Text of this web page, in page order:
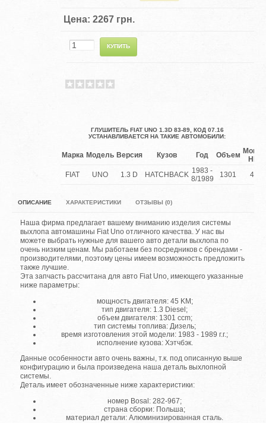
Цена: 2267 грн.
ГЛУШИТЕЛЬ FIAT UNO 1.3D 83-89, КОД 07.16
УСТАНАВЛИВАЕТСЯ НА ТАКИЕ АВТОМОБИЛИ:
Марка Модель Версия Кузов Год Объем
FIAT
UNO 1.3 D HATCHBACK 1983 -
8/1989
1301
ОПИСАНИЕ ХАРАКТЕРИСТИКИ ОТЗЫВЫ (0)
Наша фирма предлагает вашему вниманию изделия системы
выхлопа автомашины Fiat Uno отличного качества. У нас вы
можете выбрать нужные для вашего авто детали выхлопа по
очень низким ценам. Мы работаем без посредников с брендами -
производителями, поэтому цены имеем возможность предложить
также лучшие.
Эта запчасть рассчитана для авто Fiat Uno, имеющего указанные
ниже параметры:
мощность двигателя: 45 KM;
тип двигателя: 1.3 Diesel;
объем двигателя: 1301 ccm;
тип системы топлива: Дизель;
время изготовления этой модели: 1983 - 1989 г.г.;
исполнение кузова: Хэтчбэк.
Данные особенности авто очень важны, т.к. под описанную выше
конфигурацию и была произведена наша деталь выхлопной
системы.
Деталь имеет обозначенные ниже характеристики:
номер Bosal: 282-967;
страна сборки: Польша;
материал детали: Алюминизированная сталь.